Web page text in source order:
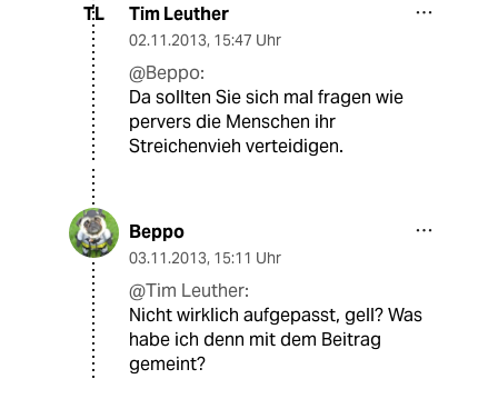
TL Tim Leuther
02.11.2013, 15:47 Uhr
@Beppo:
Da sollten Sie sich mal fragen wie
pervers die Menschen ihr
Streichenvieh verteidigen.
Beppo
03.11.2013, 15:11 Uhr
@Tim Leuther:
Nicht wirklich aufgepasst, gell? Was
habe ich denn mit dem Beitrag
gemeint?